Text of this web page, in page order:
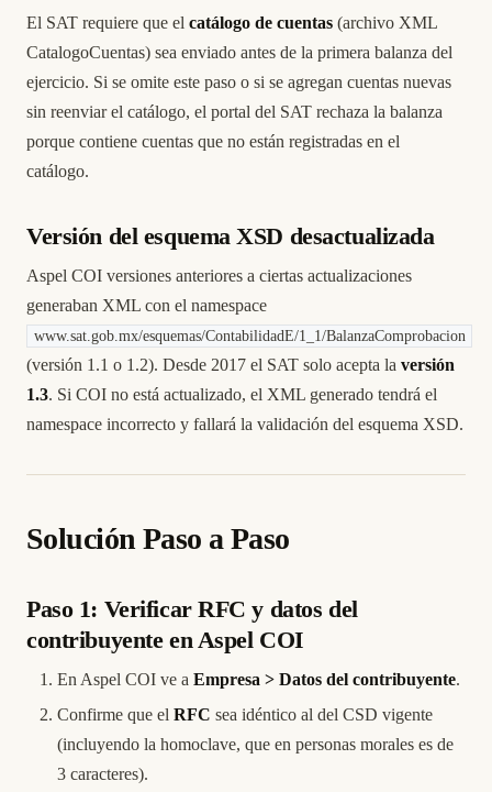
El SAT requiere que el catálogo de cuentas (archivo XML
CatalogoCuentas) sea enviado antes de la primera balanza del
ejercicio. Si se omite este paso o si se agregan cuentas nuevas
sin reenviar el catálogo, el portal del SAT rechaza la balanza
porque contiene cuentas que no están registradas en el
catálogo.
Versión del esquema XSD desactualizada
Aspel COI versiones anteriores a ciertas actualizaciones
generaban XML con el namespace
www.sat.gob.mx/esquemas/ContabilidadE/1_1/BalanzaComprobacion
(versión 1.1 o 1.2). Desde 2017 el SAT solo acepta la versión
1.3. Si COI no está actualizado, el XML generado tendrá el
namespace incorrecto y fallará la validación del esquema XSD.
Solución Paso a Paso
Paso 1: Verificar RFC y datos del
contribuyente en Aspel COI
En Aspel COI ve a Empresa > Datos del contribuyente.
Confirme que el RFC sea idéntico al del CSD vigente
(incluyendo la homoclave, que en personas morales es de
3 caracteres).